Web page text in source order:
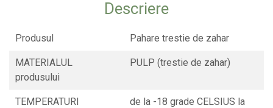
DISPENSER SERVETELE
Descriere
Produsul Pahare trestie de zahar
MATERIALUL
produsului
PULP (trestie de zahar)
TEMPERATURI
de la -18 grade CELSIUS la